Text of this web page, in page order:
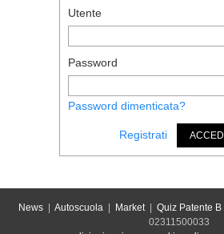
Utente
Password
Password dimenticata?
Registrati ACCEDI
News| Autoscuola| Market| Quiz Patente B
02311500033